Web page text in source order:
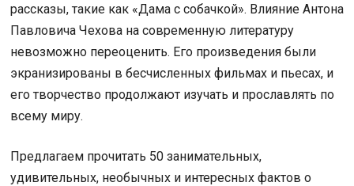
рассказы, такие как «Дама с собачкой». Влияние Антона
Павловича Чехова на современную литературу
невозможно переоценить. Его произведения были
экранизированы в бесчисленных фильмах и пьесах, и
его творчество продолжают изучать и прославлять по
всему миру.
Предлагаем прочитать 50 занимательных,
удивительных, необычных и интересных фактов о